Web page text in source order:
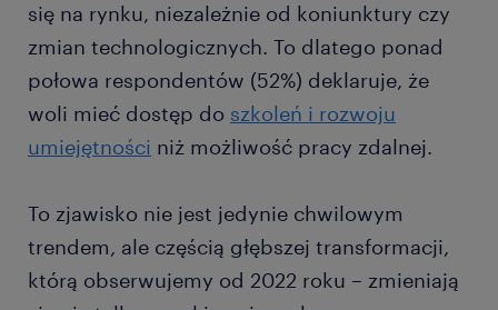
się na rynku, niezależnie od koniunktury czy
zmian technologicznych. To dlatego ponad
połowa respondentów (52%) deklaruje, że
woli mieć dostęp do szkoleń i rozwoju
umiejętności niż możliwość pracy zdalnej.
To zjawisko nie jest jedynie chwilowym
trendem, ale częścią głębszej transformacji,
którą obserwujemy od 2022 roku – zmieniają